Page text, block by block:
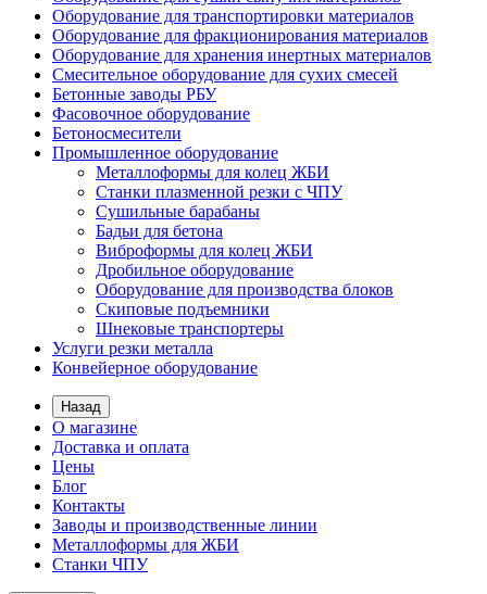
Оборудование для транспортировки материалов
Оборудование для фракционирования материалов
Оборудование для хранения инертных материалов
Смесительное оборудование для сухих смесей
Бетонные заводы РБУ
Фасовочное оборудование
Бетоносмесители
Промышленное оборудование
Металлоформы для колец ЖБИ
Станки плазменной резки с ЧПУ
Сушильные барабаны
Бадьи для бетона
Виброформы для колец ЖБИ
Дробильное оборудование
Оборудование для производства блоков
Скиповые подъемники
Шнековые транспортеры
Услуги резки металла
Конвейерное оборудование
Назад
О магазине
Доставка и оплата
Цены
Блог
Контакты
Заводы и производственные линии
Металлоформы для ЖБИ
Станки ЧПУ